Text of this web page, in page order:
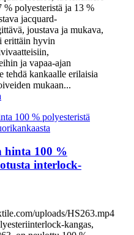
polyesteristä ja 13 %
jacquard-
joustava ja mukava,
erittäin hyvin
ja vapaa-ajan
tehdä kankaalle erilaisia
mukaan...
100 %
interlock-
uploads/HS263.mp4
kangas,